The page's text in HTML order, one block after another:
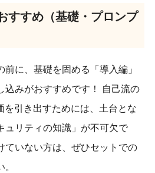
すすめ（基礎・プロンプ
に、基礎を固める「導入編」
込みがおすすめです！ 自己流の
を引き出すためには、土台とな
ュリティの知識」が不可欠で
ていない方は、ぜひセットでの